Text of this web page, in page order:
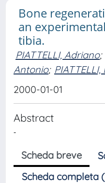
Bone
an
tibia.
PIATTELLI, Adriano;
Antonio;
2000-01-01
Abstract
-
Scheda breve
Scheda completa